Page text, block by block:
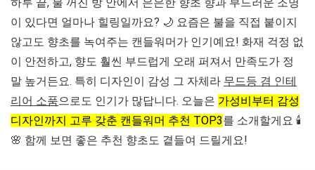
이 있다면 얼마나 힐링일까요? 🌙 요즘은 불을 직접 붙이지
않고도 향초를 녹여주는 캔들워머 가 인기예요! 화재 걱정 없
이 안전하고, 향도 훨씬 부드럽게 오래 퍼져서 만족도가 정
말 높거든요. 특히 디자인이 감성 그 자체라 무드등 겸 인테
리어 소품으로도 인기가 많답니다. 오늘은 가성비부터 감성
디자인까지 고루 갖춘 캔들워머 추천 TOP3를 소개할게요 🕯️
🌸 함께 보면 좋은 추천 향초도 곁들여 드릴게요!